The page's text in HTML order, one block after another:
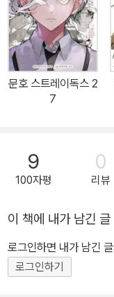
와 그 작품의 재해석이
받아 본즈(대표작 : 강
계전선 등)에서 제작한
문호 스트레이독스 2
7
9
100자평
0
리뷰
이 책에 내가 남긴 글
로그인하면 내가 남긴
로그인하기